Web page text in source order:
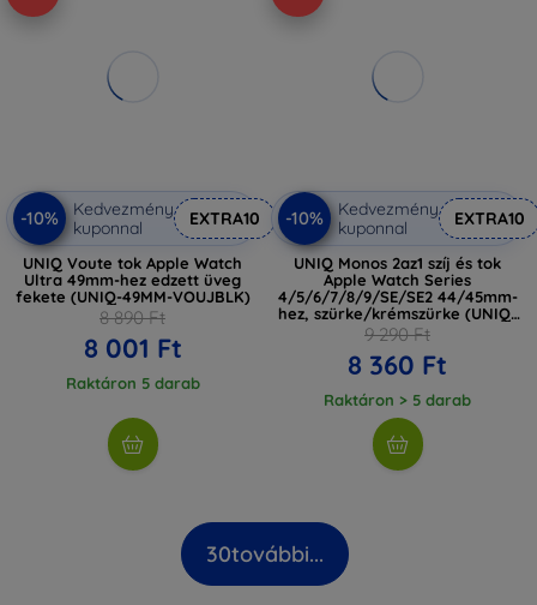
-10%
Kedvezmény
kuponnal
EXTRA10
UNIQ Voute tok Apple Watch
Ultra 49mm-hez edzett üveg
fekete (UNIQ-49MM-VOUJBLK)
8 890 Ft
8 001 Ft
Raktáron 5 darab
-10%
Kedvezmény
kuponnal
EXTRA10
UNIQ Monos 2az1 szíj és tok
Apple Watch Series
4/5/6/7/8/9/SE/SE2 44/45mm-
hez, szürke/krémszürke (UNIQ-
45MM-MONOSGRY)
9 290 Ft
8 360 Ft
Raktáron > 5 darab
30további...